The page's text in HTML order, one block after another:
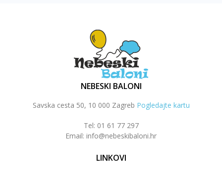
NEBESKI BALONI
Savska cesta 50, 10 000 Zagreb Pogledajte kartu
Tel: 01 61 77 297
Email: info@nebeskibaloni.hr
LINKOVI